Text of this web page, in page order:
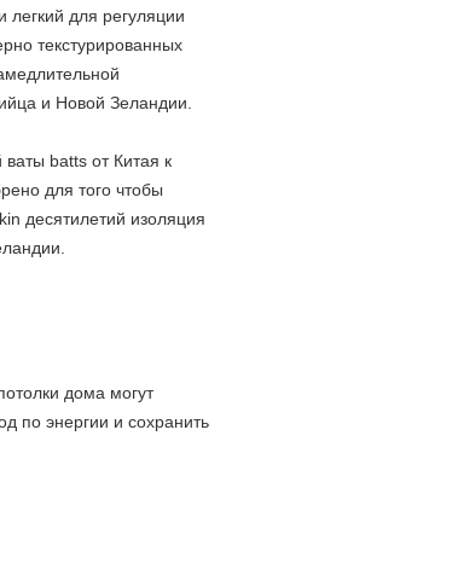
для регуляции
текстурированных
и Новой Зеландии.
batts от Китая к
для того чтобы
десятилетий изоляция
дома могут
по энергии и сохранить